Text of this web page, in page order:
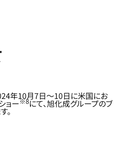
年10月7日～10日に米国にお
ョー※8にて、旭化成グループのブ
。